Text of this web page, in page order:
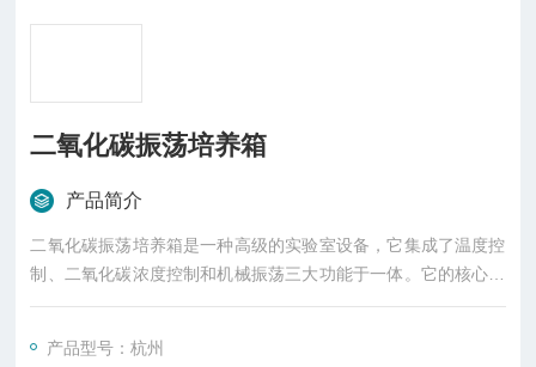
二氧化碳振荡培养箱
产品简介
二氧化碳振荡培养箱是一种高级的实验室设备，它集成了温度控
制、二氧化碳浓度控制和机械振荡三大功能于一体。它的核心使
命是为微生物或细胞提供一个既稳定又动态的最佳生长环境，从
产品型号：杭州